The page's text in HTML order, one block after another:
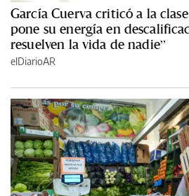
García Cuerva criticó a la
pone su energía en
resuelven la vida de nadie”
elDiarioAR